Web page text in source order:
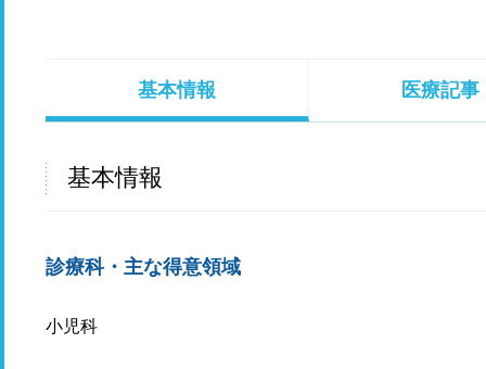
基本情報 医療記事
基本情報
診療科・主な得意領域
小児科